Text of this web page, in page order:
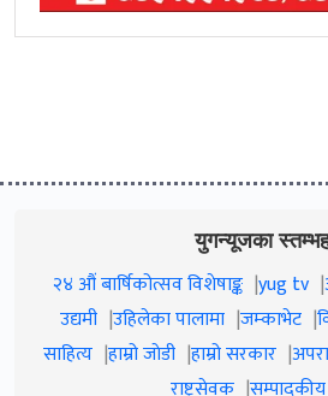
युगन्यूजका
२४ औं बार्षिकोत्सव विशेषाङ्क yug tv
उद्यमी उहिलेका पालामा जम्काभेट
साहित्य हाम्रो जाेडी हाम्रो सरकार
राष्ट्रसेवक